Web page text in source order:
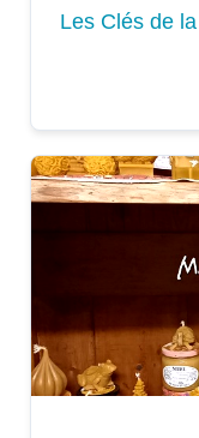
Les Clés de
Dégustation